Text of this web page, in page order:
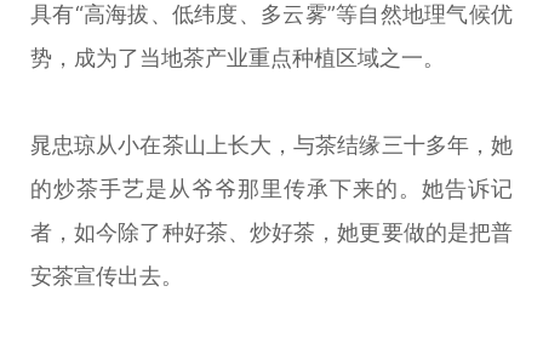
具有“高海拔、低纬度、多云雾”等自然地理气候优
势，成为了当地茶产业重点种植区域之一。
晁忠琼从小在茶山上长大，与茶结缘三十多年，她
的炒茶手艺是从爷爷那里传承下来的。她告诉记
者，如今除了种好茶、炒好茶，她更要做的是把普
安茶宣传出去。